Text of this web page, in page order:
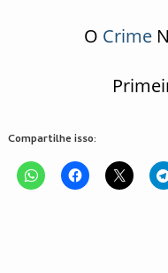
O Crime
Compartilhe isso: